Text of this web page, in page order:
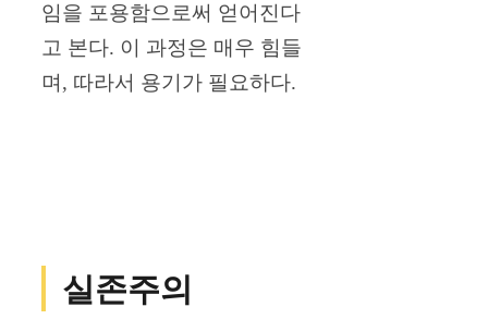
임을 포용함으로써 얻어진다
고 본다. 이 과정은 매우 힘들
며, 따라서 용기가 필요하다.
실존주의